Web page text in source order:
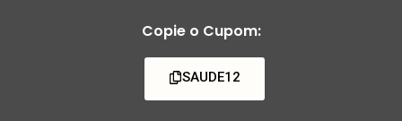
Copie o Cupom:
SAUDE12